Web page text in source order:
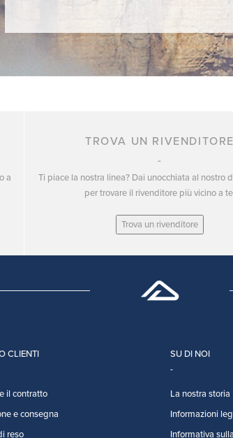
a
TROVA UN RIVENDITORE
Ti piace la nostra linea? Dai unocchiata al nostro
per trovare il rivenditore più vicino a
Trova un rivenditore
CLIENTI
il contratto
e consegna
reso
SU DI NOI
La nostra storia
Informazioni
Informativa